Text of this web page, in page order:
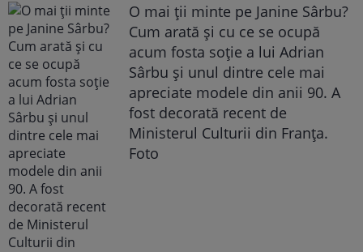
O mai ții minte pe Janine Sârbu?
Cum arată și cu ce se ocupă
acum fosta soție a lui Adrian
Sârbu și unul dintre cele mai
apreciate modele din anii 90. A
fost decorată recent de
Ministerul Culturii din Franța.
Foto